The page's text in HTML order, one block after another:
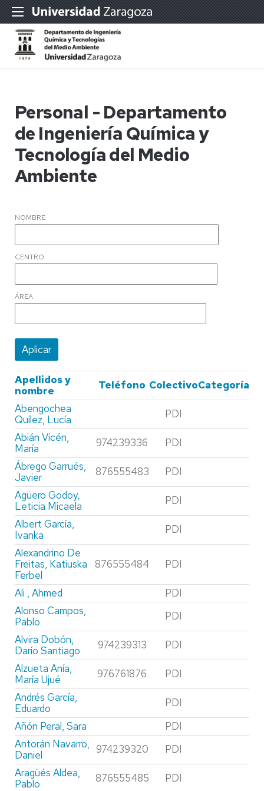
Personal - Departamento
de Ingeniería Química y
Tecnología del Medio
Ambiente
NOMBRE
CENTRO
ÁREA
Apellidos y
nombre
Teléfono ColectivoCategoría
Abengochea
Quílez, Lucía
PDI
Abián Vicén,
María
974239336
PDI
Ábrego Garrués,
Javier
876555483
PDI
Agüero Godoy,
Leticia Micaela
PDI
Albert García,
Ivanka
PDI
Alexandrino De
Freitas, Katiuska
Ferbel
876555484 PDI
Ali , Ahmed
PDI
Alonso Campos,
Pablo
PDI
Alvira Dobón,
Darío Santiago
974239313
PDI
Alzueta Anía,
María Ujué
976761876
PDI
Andrés García,
Eduardo
PDI
Añón Peral, Sara
PDI
Antorán Navarro,
Daniel
974239320
PDI
Aragüés Aldea,
Pablo
876555485
PDI